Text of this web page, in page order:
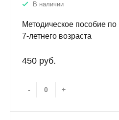
В наличии
Методическое пособие
7-летнего возраста
450 руб.
- +